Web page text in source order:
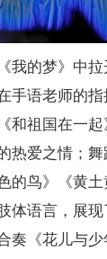
的梦》中拉
手语老师的
和祖国在一起
热爱之情；
的鸟》《黄
体语言，展
奏《花儿与